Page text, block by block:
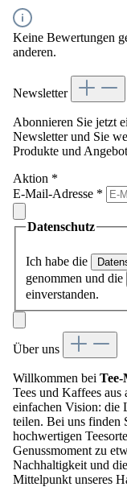
Keine Bewertungen
anderen.
Newsletter
Abonnieren Sie jetzt
Newsletter und Sie
Produkte und
Aktion *
E-Mail-Adresse *
Datenschutz
Ich habe die
genommen und die
einverstanden.
Über uns
Willkommen bei
Tees und Kaffees
einfachen Vision: die
teilen. Bei uns finden
hochwertigen
Genussmoment zu
Nachhaltigkeit und
Mittelpunkt unseres